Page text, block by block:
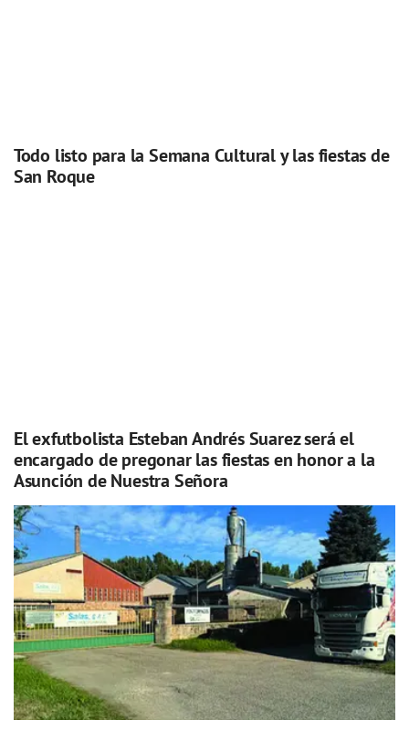
Todo listo para la Semana Cultural y las fiestas de
San Roque
El exfutbolista Esteban Andrés Suarez será el
encargado de pregonar las fiestas en honor a la
Asunción de Nuestra Señora